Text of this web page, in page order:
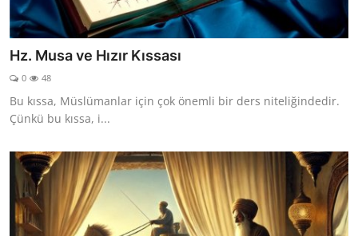
Hz. Musa ve Hızır Kıssası
0 48
Bu kıssa, Müslümanlar için çok önemli bir ders niteliğindedir.
Çünkü bu kıssa, i...